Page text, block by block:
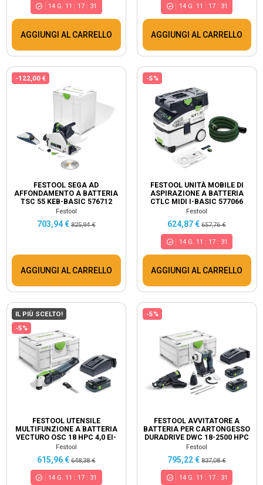
14 G. 11 : 17 : 30
AGGIUNGI AL CARRELLO
14G. 11 : 17: 30
AGGIUNGI AL CARRELLO
-122,00 €
FESTOOL SEGA AD
AFFONDAMENTO A BATTERIA
TSC 55 KEB-BASIC 576712
Festool
703,94 € 825,94 €
AGGIUNGI AL CARRELLO
-5%
FESTOOL UNITÀ MOBILE DI
ASPIRAZIONE A BATTERIA
CTLC MIDI I-BASIC 577066
Festool
624,87 €657,76 €
14G. 11 : 17: 30
AGGIUNGI AL CARRELLO
IL PIÙ SCELTO!
-5%
FESTOOL UTENSILE
MULTIFUNZIONE A BATTERIA
VECTURO OSC 18 HPC 4,0 EI-
PLUS 576595
Festool
615,96 € 648,38 €
14 G. 11 : 17 : 30
-5%
FESTOOL AVVITATORE A
BATTERIA PER CARTONGESSO
DURADRIVE DWC 18-2500 HPC
4,0 I-PLUS 576498
Festool
795,22 €837,08 €
14G. 11 : 17: 30